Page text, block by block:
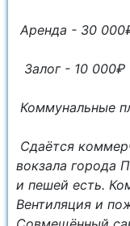
Аренда - 30
Залог - 10 000₽
Коммунальные
Сдаётся
вокзала города
и пешей есть.
Вентиляция и